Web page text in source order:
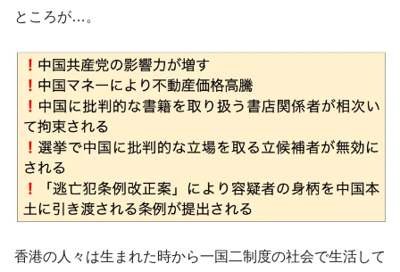
ところが…。
香港の人々は生まれた時から一国二制度の社会で生活して